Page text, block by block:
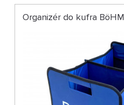
Organizér do kufra BöHM